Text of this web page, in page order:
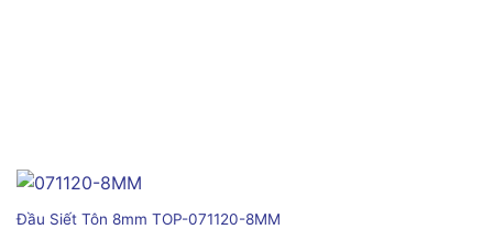
Đầu Siết Tôn 8mm TOP-071120-8MM